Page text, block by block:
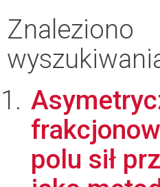
Znaleziono
polu sił